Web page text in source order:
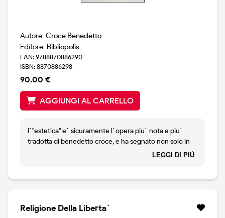
Autore: Croce Benedetto
Editore: Bibliopolis
EAN: 9788870886290
ISBN: 8870886298
90.00 €
AGGIUNGI AL CARRELLO
l`"estetica" e` sicuramente l`opera piu` nota e piu`
tradotta di benedetto croce, e ha segnato non solo in
italia ma nel mondo il pensiero estetico e, piu` in
nella seconda nel 1904 presso l`editore sandron di
palermo, l`estetica faceva ingresso con la terza
LEGGI DI PIÙ
Religione Della Liberta`